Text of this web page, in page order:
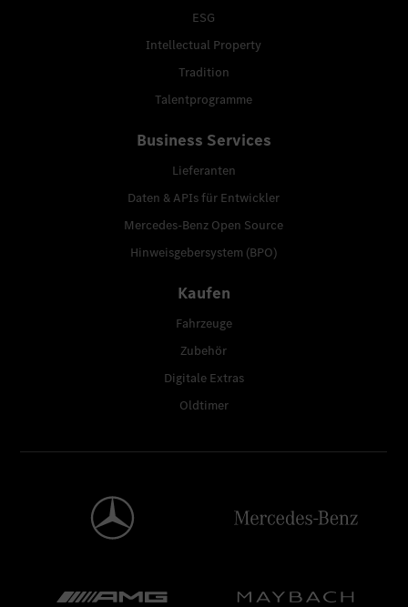
ESG
Intellectual Property
Tradition
Talentprogramme
Business Services
Lieferanten
Daten & APIs für Entwickler
Mercedes-Benz Open Source
Hinweisgebersystem (BPO)
Kaufen
Fahrzeuge
Zubehör
Digitale Extras
Oldtimer